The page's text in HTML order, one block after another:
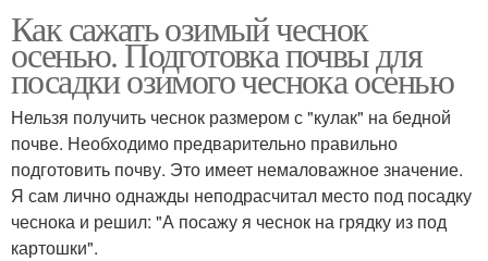
Как сажать озимый чеснок
осенью. Подготовка почвы для
посадки озимого чеснока осенью
Нельзя получить чеснок размером с "кулак" на бедной
почве. Необходимо предварительно правильно
подготовить почву. Это имеет немаловажное значение.
Я сам лично однажды неподрасчитал место под посадку
чеснока и решил: "А посажу я чеснок на грядку из под
картошки".